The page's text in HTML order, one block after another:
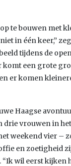
te bouwen met
in één keer,”
tijdens de
komt een grote
er komen
Haagse
drie vrouwen in
weekend vier –
en zoetigheid
wil eerst kijken